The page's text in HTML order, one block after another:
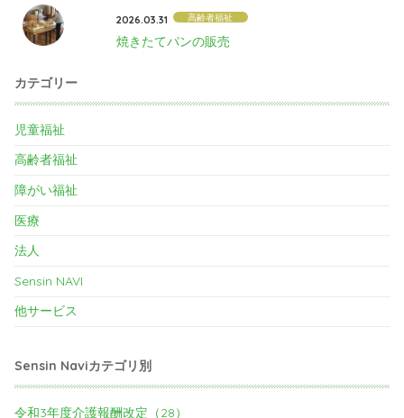
2026.03.31 高齢者福祉
焼きたてパンの販売
カテゴリー
児童福祉
高齢者福祉
障がい福祉
医療
法人
Sensin NAVI
他サービス
Sensin Naviカテゴリ別
令和3年度介護報酬改定（28）